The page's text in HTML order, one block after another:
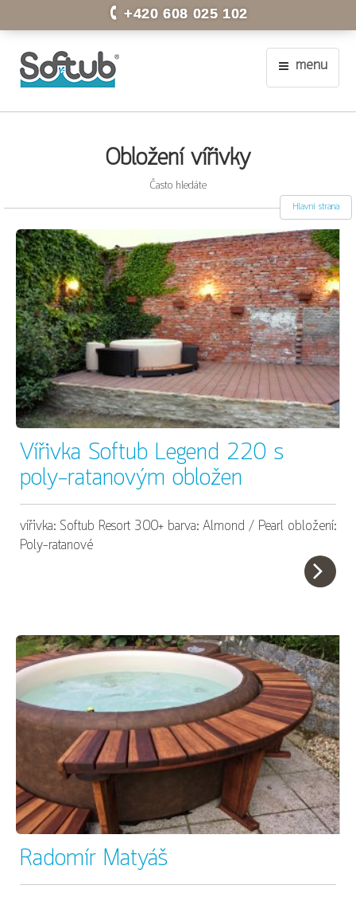
+420 608 025 102
menu
Obložení vířivky
Často hledáte
Hlavní strana
Vířivka Softub Legend 220 s
poly-ratanovým obložen
vířivka: Softub Resort 300+ barva: Almond / Pearl obložení:
Poly-ratanové
Radomír Matyáš